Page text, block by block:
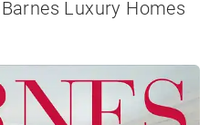
Luxury Homes